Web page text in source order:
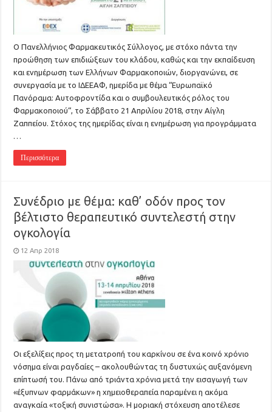
Ο Πανελλήνιος Φαρμακευτικός Σύλλογος, με στόχο πάντα την
προώθηση των επιδιώξεων του κλάδου, καθώς και την εκπαίδευση
και ενημέρωση των Ελλήνων Φαρμακοποιών, διοργανώνει, σε
συνεργασία με το ΙΔΕΕΑΦ, ημερίδα με θέμα “Ευρωπαϊκό
Πανόραμα: Αυτοφροντίδα και ο συμβουλευτικός ρόλος του
Φαρμακοποιού“, το Σάββατο 21 Απριλίου 2018, στην Αίγλη
Ζαππείου. Στόχος της ημερίδας είναι η ενημέρωση για προγράμματα
…
Περισσότερα
Συνέδριο με θέμα: καθ’ οδόν προς τον
βέλτιστο θεραπευτικό συντελεστή στην
ογκολογία
12 Απρ 2018
Οι εξελίξεις προς τη μετατροπή του καρκίνου σε ένα κοινό χρόνιο
νόσημα είναι ραγδαίες – ακολουθώντας τη δυστυχώς αυξανόμενη
επίπτωσή του. Πάνω από τριάντα χρόνια μετά την εισαγωγή των
«έξυπνων φαρμάκων» η χημειοθεραπεία παραμένει η ακόμα
αναγκαία «τοξική συνιστώσα». Η μοριακή στόχευση αποτέλεσε